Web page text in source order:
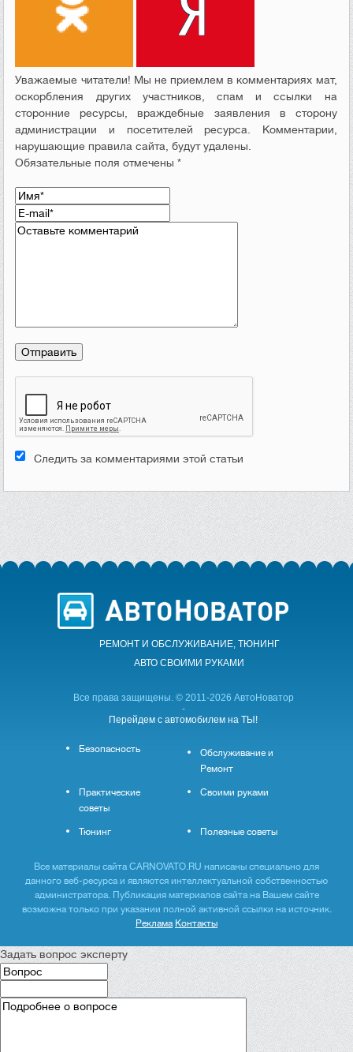
Уважаемые читатели! Мы не приемлем в комментариях мат,
оскорбления других участников, спам и ссылки на
сторонние ресурсы, враждебные заявления в сторону
администрации и посетителей ресурса. Комментарии,
нарушающие правила сайта, будут удалены.
Обязательные поля отмечены *
Следить за комментариями этой статьи
РЕМОНТ И ОБСЛУЖИВАНИЕ, ТЮНИНГ
АВТО CВОИМИ РУКАМИ
Все права защищены. © 2011-2026 АвтоНоватор
-
Перейдем с автомобилем на ТЫ!
Безопасность
Обслуживание и
Ремонт
Практические
советы
Своими руками
Тюнинг Полезные советы
Все материалы сайта CARNOVATO.RU написаны специально для
данного веб-ресурса и являются интеллектуальной собственностью
администратора. Публикация материалов сайта на Вашем сайте
возможна только при указании полной активной ссылки на источник.
Реклама Контакты
Задать вопрос эксперту